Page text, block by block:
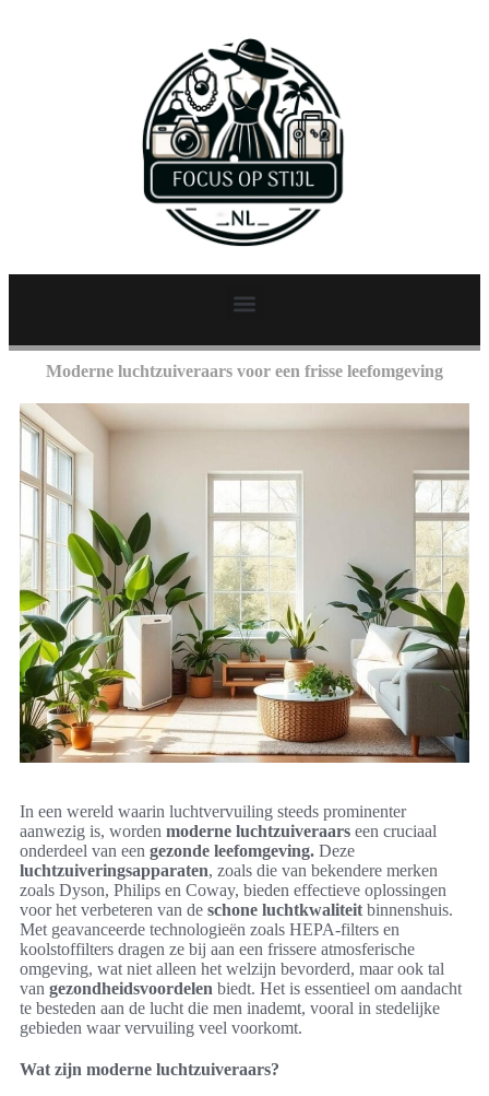
Moderne luchtzuiveraars voor een frisse leefomgeving
In een wereld waarin luchtvervuiling steeds prominenter
aanwezig is, worden moderne luchtzuiveraars een cruciaal
onderdeel van een gezonde leefomgeving. Deze
luchtzuiveringsapparaten, zoals die van bekendere merken
zoals Dyson, Philips en Coway, bieden effectieve oplossingen
voor het verbeteren van de schone luchtkwaliteit binnenshuis.
Met geavanceerde technologieën zoals HEPA-filters en
koolstoffilters dragen ze bij aan een frissere atmosferische
omgeving, wat niet alleen het welzijn bevorderd, maar ook tal
van gezondheidsvoordelen biedt. Het is essentieel om aandacht
te besteden aan de lucht die men inademt, vooral in stedelijke
gebieden waar vervuiling veel voorkomt.
Wat zijn moderne luchtzuiveraars?